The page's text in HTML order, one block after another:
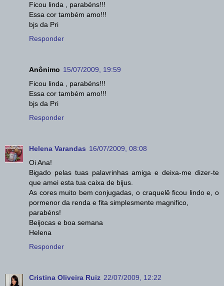
Ficou linda , parabéns!!!
Essa cor também amo!!!
bjs da Pri
Responder
Anônimo 15/07/2009, 19:59
Ficou linda , parabéns!!!
Essa cor também amo!!!
bjs da Pri
Responder
Helena Varandas 16/07/2009, 08:08
Oi Ana!
Bigado pelas tuas palavrinhas amiga e deixa-me dizer-te
que amei esta tua caixa de bijus.
As cores muito bem conjugadas, o craquelê ficou lindo e, o
pormenor da renda e fita simplesmente magnifico,
parabéns!
Beijocas e boa semana
Helena
Responder
Cristina Oliveira Ruiz 22/07/2009, 12:22